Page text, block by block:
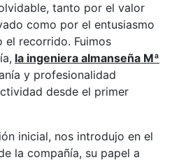
tanto por el valor
como por el entusiasmo
recorrido. Fuimos
la ingeniera almanseña Mª
y profesionalidad
desde el primer
inicial, nos introdujo en el
la compañía, su papel a